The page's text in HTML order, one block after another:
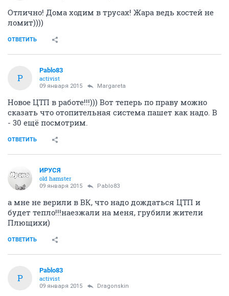
Отлично! Дома ходим в трусах! Жара ведь костей не
ломит))))
ОТВЕТИТЬ
P
Pablo83
activist
09 января 2015 Margareta
Новое ЦТП в работе!!!))) Вот теперь по праву можно
сказать что отопительная система пашет как надо. В
- 30 ещё посмотрим.
ОТВЕТИТЬ
ИРУСЯ
old hamster
09 января 2015 Pablo83
а мне не верили в ВК, что надо дождаться ЦТП и
будет тепло!!!наезжали на меня, грубили жители
Плющихи)
ОТВЕТИТЬ
P
Pablo83
activist
09 января 2015 Dragonskin